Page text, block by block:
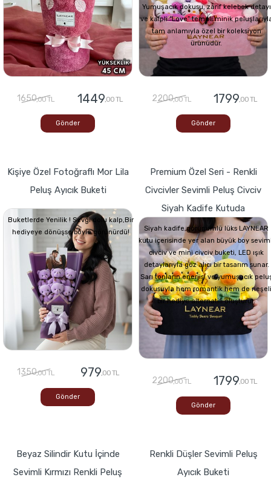
1650,00 TL 1449,00 TL
Gönder
Yumuşacık dokusu, zarif kelebek detayı
ve kalpli “Love” temalı minik
tam anlamıyla özel bir koleksiyon
ürünüdür.
2200,00 TL 1799,00 TL
Gönder
Kişiye Özel Fotoğraflı Mor Lila
Peluş Ayıcık Buketi
Buketlerde Yenilik ! Sevgi dolu kalp,Bir
hediyeye dönüşse böyle görünürdü!
1350,00 TL 979,00 TL
Gönder
Premium Özel Seri - Renkli
Civcivler Sevimli Peluş Civciv
Siyah Kadife Kutuda
Siyah kadife görünümlü lüks LAYNEAR
kutu içerisinde yer alan büyük boy
civciv ve mini civciv buketi, LED ışık
detaylarıyla göz alıcı bir tasarım sunar.
Sarı tonların enerjisi ve yumuşacık
dokusuyla hem romantik hem de neşeli
bir hediye alternatifi oluşturur.
2200,00 TL 1799,00 TL
Gönder
Beyaz Silindir Kutu İçinde
Sevimli Kırmızı Renkli Peluş
Renkli Düşler Sevimli Peluş
Ayıcık Buketi